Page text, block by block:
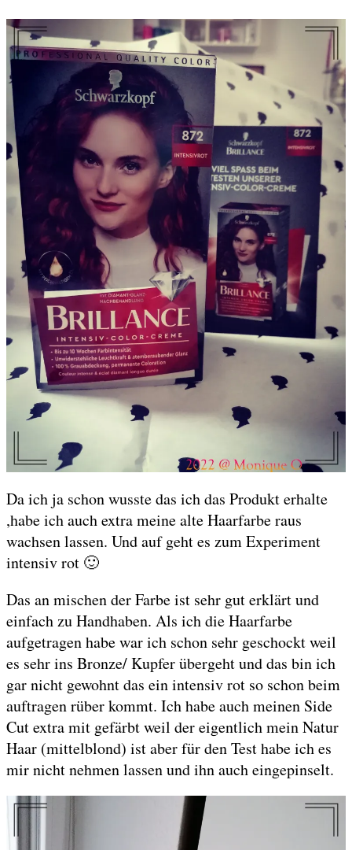
Da ich ja schon wusste das ich das Produkt erhalte
,habe ich auch extra meine alte Haarfarbe raus
wachsen lassen. Und auf geht es zum Experiment
intensiv rot 🙂
Das an mischen der Farbe ist sehr gut erklärt und
einfach zu Handhaben. Als ich die Haarfarbe
aufgetragen habe war ich schon sehr geschockt weil
es sehr ins Bronze/ Kupfer übergeht und das bin ich
gar nicht gewohnt das ein intensiv rot so schon beim
auftragen rüber kommt. Ich habe auch meinen Side
Cut extra mit gefärbt weil der eigentlich mein Natur
Haar (mittelblond) ist aber für den Test habe ich es
mir nicht nehmen lassen und ihn auch eingepinselt.